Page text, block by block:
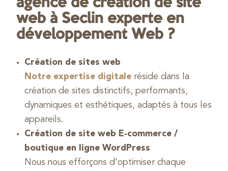
web à Seclin experte en
développement Web ?
Création de sites web
Notre expertise digitale réside dans la
création de sites distinctifs, performants,
dynamiques et esthétiques, adaptés à tous les
appareils.
Création de site web E-commerce /
boutique en ligne WordPress
Nous nous efforçons d’optimiser chaque